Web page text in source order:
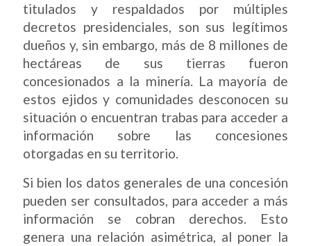
titulados y respaldados por múltiples
decretos presidenciales, son sus legítimos
dueños y, sin embargo, más de 8 millones de
hectáreas de sus tierras fueron
concesionados a la minería. La mayoría de
estos ejidos y comunidades desconocen su
situación o encuentran trabas para acceder a
información sobre las concesiones
otorgadas en su territorio.
Si bien los datos generales de una concesión
pueden ser consultados, para acceder a más
información se cobran derechos. Esto
genera una relación asimétrica, al poner la